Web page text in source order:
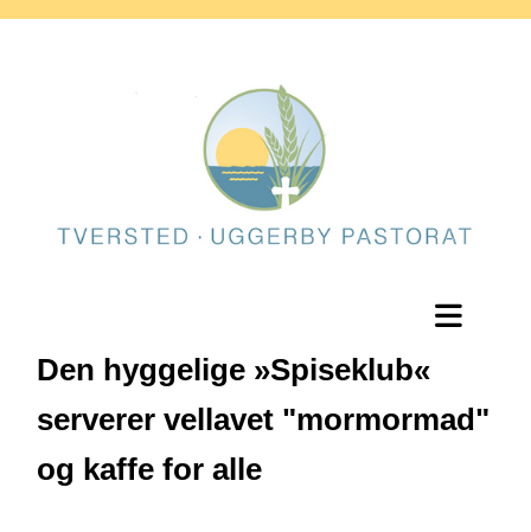
Den hyggelige »Spiseklub«
serverer vellavet "mormormad"
og kaffe for alle